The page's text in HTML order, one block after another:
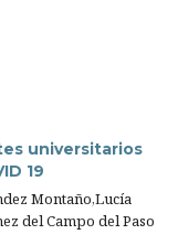
universitarios
19
Montaño,Lucía
del Campo del Paso